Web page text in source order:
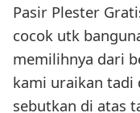
Pasir Plester
cocok utk
memilihnya dari
kami uraikan tadi
sebutkan di atas